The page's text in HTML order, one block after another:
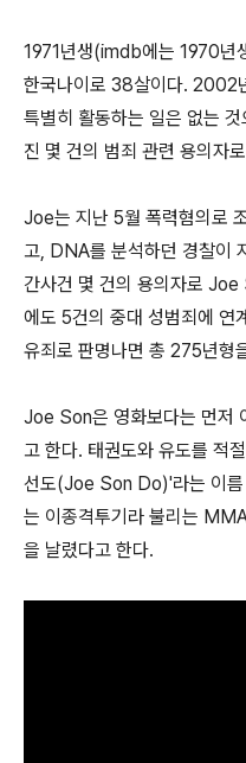
1971년생(imdb에는 1970년
한국나이로 38살이다. 2002
특별히 활동하는 일은 없는
진 몇 건의 범죄 관련 용의자
Joe는 지난 5월 폭력혐의로
고, DNA를 분석하던 경찰이
간사건 몇 건의 용의자로 Joe
에도 5건의 중대 성범죄에 연
유죄로 판명나면 총 275년형
Joe Son은 영화보다는 먼저
고 한다. 태권도와 유도를 적
선도(Joe Son Do)'라는 이름
는 이종격투기라 불리는
을 날렸다고 한다.